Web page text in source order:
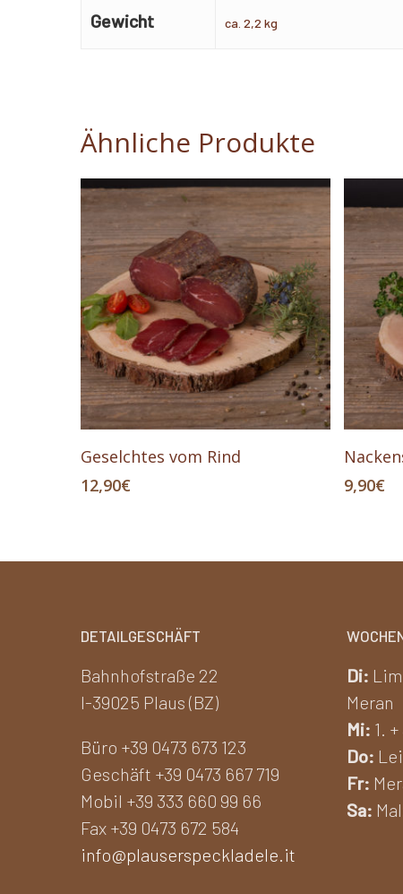
Gewicht ca. 2,2 kg
Ähnliche Produkte
In Den Warenkorb
Geselchtes vom Rind
12,90€
9,90€
DETAILGESCHÄFT
Bahnhofstraße 22
I-39025 Plaus (BZ)
Büro +39 0473 673 123
Geschäft +39 0473 667 719
Mobil +39 333 660 99 66
Fax +39 0473 672 584
info@plauserspeckladele.it
Di:
Meran
Mi: 1.
Do:
Fr:
Sa: